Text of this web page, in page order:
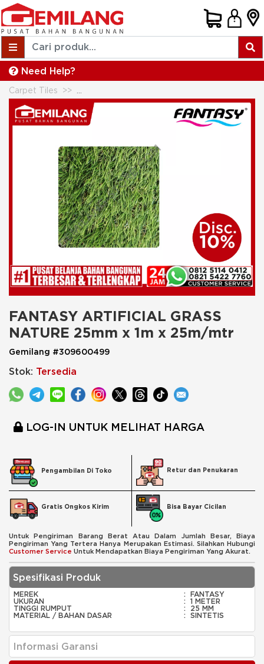
Need Help?
Carpet Tiles
FANTASY ARTIFICIAL GRASS
NATURE 25mm x 1m x 25m/mtr
Gemilang #309600499
Stok: Tersedia
LOG-IN UNTUK MELIHAT HARGA
Pengambilan Di Toko Retur dan Penukaran
Gratis Ongkos Kirim Bisa Bayar Cicilan
Untuk Pengiriman Barang Berat Atau Dalam Jumlah Besar, Biaya
Pengiriman Yang Tertera Hanya Merupakan Estimasi. Silahkan Hubungi
Customer Service Untuk Mendapatkan Biaya Pengiriman Yang Akurat.
Spesifikasi Produk
MEREK : FANTASY
UKURAN
: 1 METER
TINGGI RUMPUT
: 25 MM
MATERIAL / BAHAN DASAR
: SINTETIS
Informasi Garansi